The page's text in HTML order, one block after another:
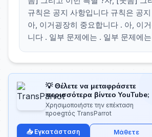
규칙은 공지 사항입니다 규칙은 공
아, 이거굉장히 중요합니다 . 아, 이
니다 . 일부 문제에는 . 일부 문제에는
💡 Θέλετε να μεταφράσετε
περισσότερα βίντεο YouTube;
Χρησιμοποιήστε την επέκταση
προegτός TransParrot
📥 Εγκατάσταση
Μάθετε